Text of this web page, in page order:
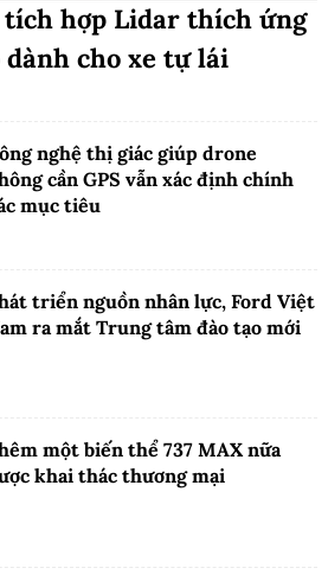
hợp Lidar thích ứng
dành cho xe tự lái
nghệ thị giác giúp drone
cần GPS vẫn xác định chính
mục tiêu
triển nguồn nhân lực, Ford Việt
ra mắt Trung tâm đào tạo mới
một biến thể 737 MAX nữa
khai thác thương mại